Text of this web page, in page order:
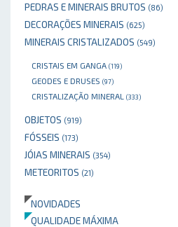
PEDRAS E MINERAIS BRUTOS (86)
DECORAÇÕES MINERAIS (625)
MINERAIS CRISTALIZADOS (549)
CRISTAIS EM GANGA (119)
GEODES E DRUSES (97)
CRISTALIZAÇÃO MINERAL (333)
OBJETOS (919)
FÓSSEIS (173)
JÓIAS MINERAIS (354)
METEORITOS (21)
NOVIDADES
QUALIDADE MÁXIMA